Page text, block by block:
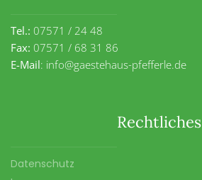
Tel.: 07571 / 24 48
Fax: 07571 / 68 31 86
E-Mail: info@gaestehaus-pfefferle.de
Rechtliches
Datenschutz